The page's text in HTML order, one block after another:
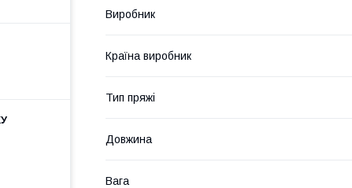
Виробник
Країна виробник
Тип пряжі
Довжина
Вага